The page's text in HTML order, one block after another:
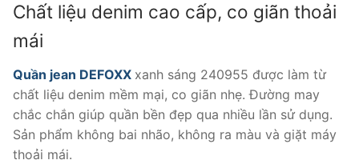
Chất liệu denim cao cấp, co giãn thoải
mái
Quần jean DEFOXX xanh sáng 240955 được làm từ
chất liệu denim mềm mại, co giãn nhẹ. Đường may
chắc chắn giúp quần bền đẹp qua nhiều lần sử dụng.
Sản phẩm không bai nhão, không ra màu và giặt máy
thoải mái.